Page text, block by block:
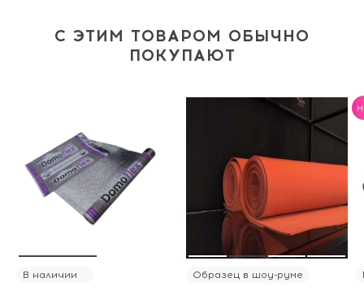
С ЭТИМ ТОВАРОМ ОБЫЧНО
ПОКУПАЮТ
В наличии Образец в шоу-руме